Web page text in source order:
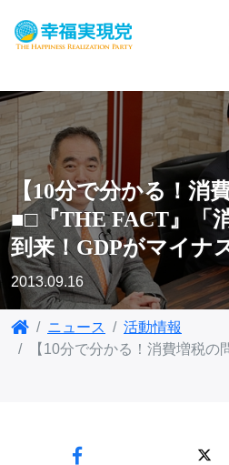
【10分で分かる！消
■□『THE FACT』「
到来！GDPがマイナ
2013.09.16
ニュース
活動情報
【10分で分かる！消費増税